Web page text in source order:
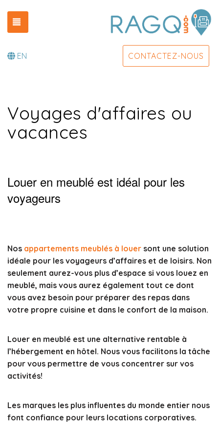
EN CONTACTEZ-NOUS
Voyages d'affaires ou
vacances
Louer en meublé est idéal pour les
voyageurs
Nos appartements meublés à louer sont une solution
idéale pour les voyageurs d’affaires et de loisirs. Non
seulement aurez-vous plus d’espace si vous louez en
meublé, mais vous aurez également tout ce dont
vous avez besoin pour préparer des repas dans
votre propre cuisine et dans le confort de la maison.
Louer en meublé est une alternative rentable à
l’hébergement en hôtel. Nous vous facilitons la tâche
pour vous permettre de vous concentrer sur vos
activités!
Les marques les plus influentes du monde entier nous
font confiance pour leurs locations corporatives.